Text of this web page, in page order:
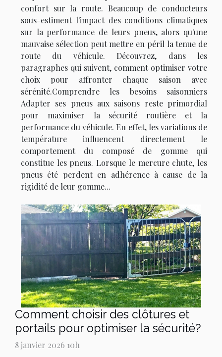
confort sur la route. Beaucoup de conducteurs
sous-estiment l'impact des conditions climatiques
sur la performance de leurs pneus, alors qu'une
mauvaise sélection peut mettre en péril la tenue de
route du véhicule. Découvrez, dans les
paragraphes qui suivent, comment optimiser votre
choix pour affronter chaque saison avec
sérénité.Comprendre les besoins saisonniers
Adapter ses pneus aux saisons reste primordial
pour maximiser la sécurité routière et la
performance du véhicule. En effet, les variations de
température influencent directement le
comportement du composé de gomme qui
constitue les pneus. Lorsque le mercure chute, les
pneus été perdent en adhérence à cause de la
rigidité de leur gomme...
Comment choisir des clôtures et
portails pour optimiser la sécurité?
8 janvier 2026 10h